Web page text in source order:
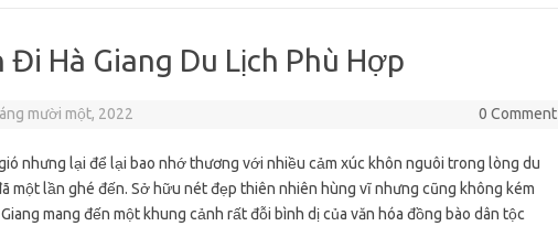
Hà Giang Du Lịch Phù Hợp
mười một, 2022 0 Comment
nhưng lại để lại bao nhớ thương với nhiều cảm xúc khôn nguôi trong lòng du
một lần ghé đến. Sở hữu nét đẹp thiên nhiên hùng vĩ nhưng cũng không kém
mang đến một khung cảnh rất đỗi bình dị của văn hóa đồng bào dân tộc